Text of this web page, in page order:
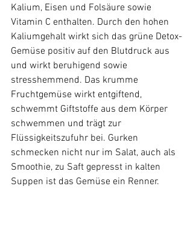
Kalium, Eisen und Folsäure sowie
Vitamin C enthalten. Durch den hohen
Kaliumgehalt wirkt sich das grüne Detox-
Gemüse positiv auf den Blutdruck aus
und wirkt beruhigend sowie
stresshemmend. Das krumme
Fruchtgemüse wirkt entgiftend,
schwemmt Giftstoffe aus dem Körper
schwemmen und trägt zur
Flüssigkeitszufuhr bei. Gurken
schmecken nicht nur im Salat, auch als
Smoothie, zu Saft gepresst in kalten
Suppen ist das Gemüse ein Renner.